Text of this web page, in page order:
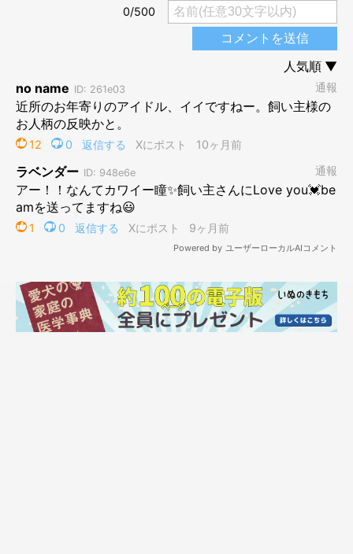
くんの笑顔の様な表情がとても印象的ですね。
1枚目の写真と見比べた感想を飼い主さんにお聞きしました。
飼い主さん：
「子犬のときは垂れ耳だったので、
になって、ビックリです。あとは眉間のハチワレ模様が細くなっ
たなぁと思います」
見た目以外にも、子犬時代と変わった点はなにかあるのでしょう
飼い主さん：
「子犬のときより、成犬になってからのほうが“甘えん坊”になり
ました。意外に“赤ちゃん”のときと、今と良い意味であまり変わ